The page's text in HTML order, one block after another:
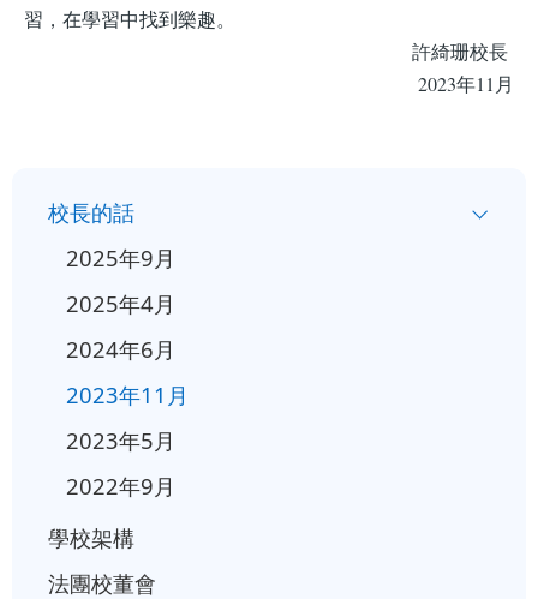
習，在學習中找到樂趣。
許綺珊校長
2023年11月
校長的話
2025年9月
2025年4月
2024年6月
2023年11月
2023年5月
2022年9月
學校架構
法團校董會